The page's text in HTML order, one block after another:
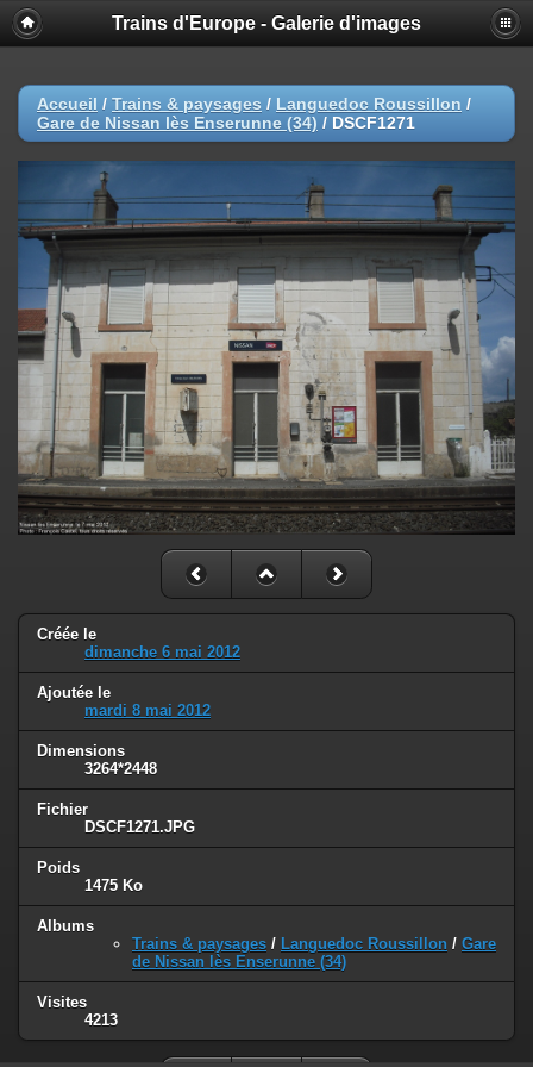
Trains d'Europe - Galerie d'images
Accueil / Trains & paysages / Languedoc Roussillon /
Gare de Nissan lès Enserunne (34) / DSCF1271
Créée le
dimanche 6 mai 2012
Ajoutée le
mardi 8 mai 2012
Dimensions
3264*2448
Fichier
DSCF1271.JPG
Poids
1475 Ko
Albums
Trains & paysages / Languedoc Roussillon / Gare
de Nissan lès Enserunne (34)
Visites
4213